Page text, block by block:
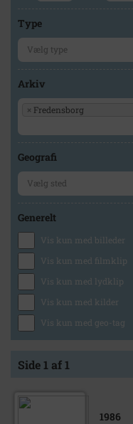
Type
Arkiv
× Fredensborg
Geografi
Generelt
Vis kun med billeder
Vis kun med filmklip
Vis kun med lydklip
Vis kun med kilder
Vis kun med geo-tag
Side 1 af 1
1986